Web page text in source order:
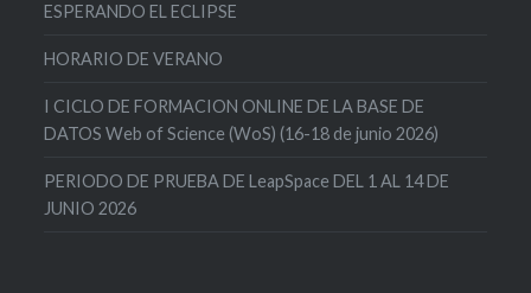
ESPERANDO EL ECLIPSE
HORARIO DE VERANO
I CICLO DE FORMACION ONLINE DE LA BASE DE
DATOS Web of Science (WoS) (16-18 de junio 2026)
PERIODO DE PRUEBA DE LeapSpace DEL 1 AL 14 DE
JUNIO 2026